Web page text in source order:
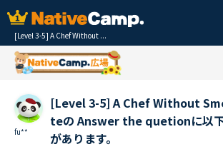
[Level 3-5] A Chef Without ...
fu**
[Level 3-5] A Chef Without
teの Answer the quetionに以
があります。